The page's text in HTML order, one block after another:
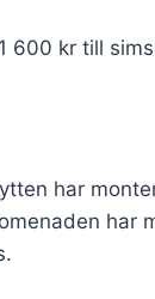
600 kr till
har
har